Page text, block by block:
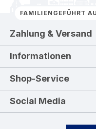
FAMILIENGEFÜHRT
Zahlung & Versand
Informationen
Shop-Service
Social Media